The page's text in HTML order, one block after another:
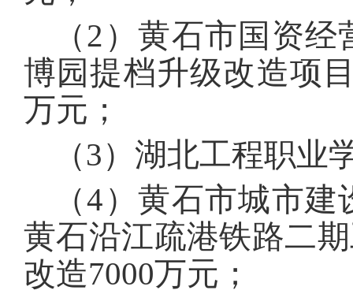
（2）黄石市国资
博园提档升级改造项
万元；
（3）湖北工程职业
（4）黄石市城市
黄石沿江疏港铁路二
改造7000万元；